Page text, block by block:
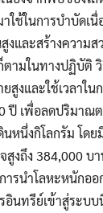
าใช้ในการบำบัด
งและสร้างความ
ตามในทางปฏิบัติ
ยสูงและใช้เวลาใ
ปี เพื่อลดปริมาณ
หนึ่งกิโลกรัม โด
งถึง 384,000 บ
ารนำโลหะหนักออ
นทรีย์เข้าสู่ระบบ